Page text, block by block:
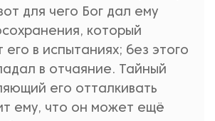
для чего Бог дал ему
который
в испытаниях; без этого
в отчаяние. Тайный
его отталкивать
ему, что он может ещё